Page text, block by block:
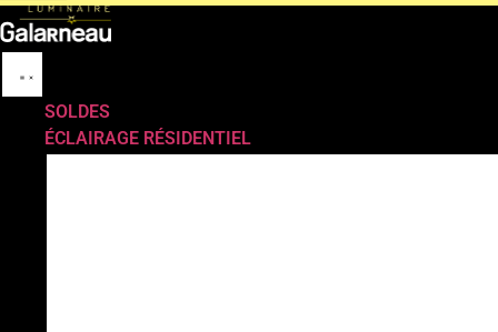
SOLDES
ÉCLAIRAGE RÉSIDENTIEL